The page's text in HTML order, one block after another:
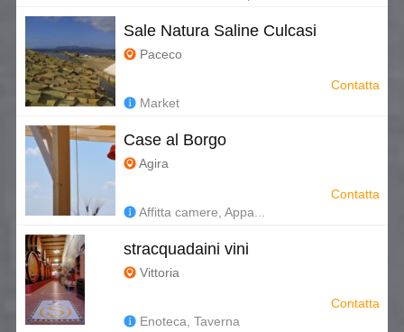
Sale Natura Saline Culcasi
Paceco
Market
Contatta
Case al Borgo
Agira
Affitta camere, Appa...
Contatta
stracquadaini vini
Vittoria
Enoteca, Taverna
Contatta